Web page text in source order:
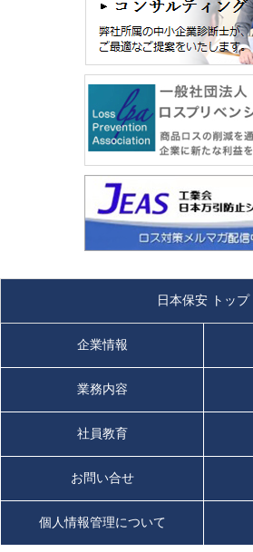
日本保安 トップ
企業情報
業務内容
社員教育
お問い合せ
個人情報管理について